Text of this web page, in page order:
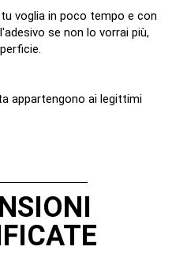
voglia in poco tempo e con
se non lo vorrai più,
appartengono ai legittimi